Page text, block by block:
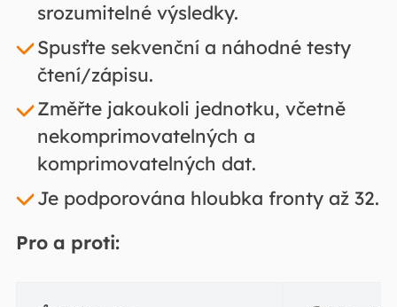
srozumitelné výsledky.
Spusťte sekvenční a náhodné testy
čtení/zápisu.
Změřte jakoukoli jednotku, včetně
nekomprimovatelných a
komprimovatelných dat.
Je podporována hloubka fronty až 32.
Pro a proti: